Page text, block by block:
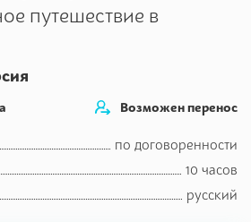
путешествие в
Возможен перенос
по договоренности
10 часов
русский